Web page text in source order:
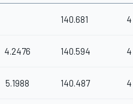
140.681 4
4.2476 140.594 4
5.1988 140.487 4